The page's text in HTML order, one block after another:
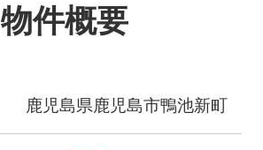
物件概要
鹿児島県鹿児島市鴨池新町